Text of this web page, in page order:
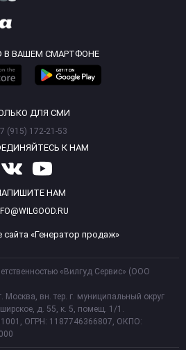
В ВАШЕМ СМАРТФОНЕ
ДЛЯ СМИ
(915) 172-21-53
К НАМ
НАМ
«Генератор продаж»
«Вилгуд Сервис» (ООО
Москва, вн. тер. г. муниципальный округ
д. 55, к. 5, помещ. 1/1.
ОГРН: 1187746366807, ОКПО: